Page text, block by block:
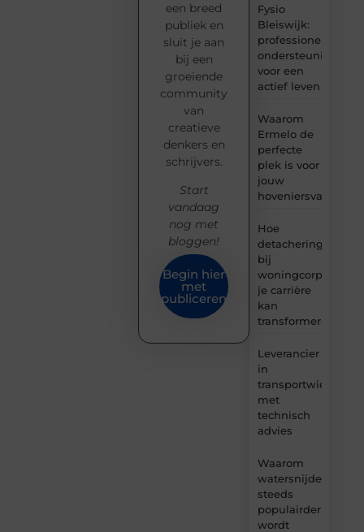
Fysio
Bleiswijk:
professionele
ondersteuning
voor een
actief leven
Waarom
Ermelo de
perfecte
plek is voor
jouw
Hoe
detachering
bij
woningcorporaties
je carrière
kan
transformeren
Leverancier
in
transportwielen
met
technisch
advies
Waarom
watersnijden
steeds
populairder
wordt
een breed
publiek en
sluit je aan
bij een
groeiende
community
van
creatieve
denkers en
schrijvers.
Start
vandaag
nog met
bloggen!
Begin hier
met
publiceren